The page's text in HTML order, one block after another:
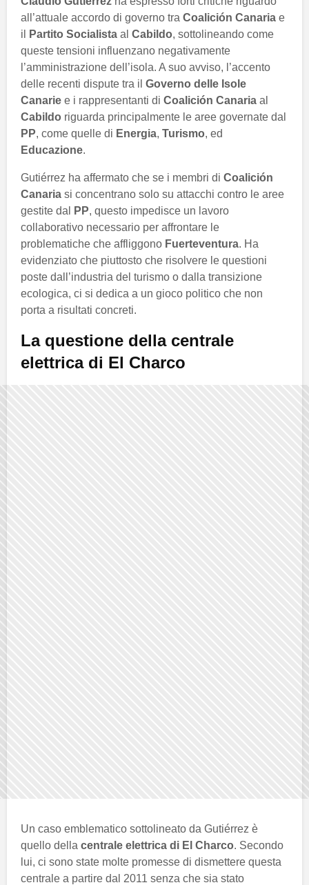
all’attuale accordo di governo tra Coalición Canaria e
il
Partito Socialista al Cabildo, sottolineando come
queste tensioni influenzano negativamente
l’amministrazione dell’isola. A suo avviso, l’accento
delle recenti dispute tra il Governo delle Isole
Canarie e i rappresentanti di Coalición Canaria al
Cabildo riguarda principalmente le aree governate dal
PP, come quelle di Energia, Turismo, ed
Educazione.
Gutiérrez ha affermato che se i membri di Coalición
Canaria si concentrano solo su attacchi contro le aree
gestite dal
PP, questo impedisce un lavoro
collaborativo necessario per affrontare le
problematiche che affliggono Fuerteventura. Ha
evidenziato che piuttosto che risolvere le questioni
poste dall’industria del turismo o dalla transizione
ecologica, ci si dedica a un gioco politico che non
porta a risultati concreti.
La questione della centrale
elettrica di El Charco
Un caso emblematico sottolineato da Gutiérrez è
quello della centrale elettrica di El Charco. Secondo
lui, ci sono state molte promesse di dismettere questa
centrale a partire dal 2011 senza che sia stato